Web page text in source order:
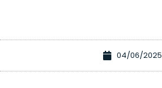
04/06/2025